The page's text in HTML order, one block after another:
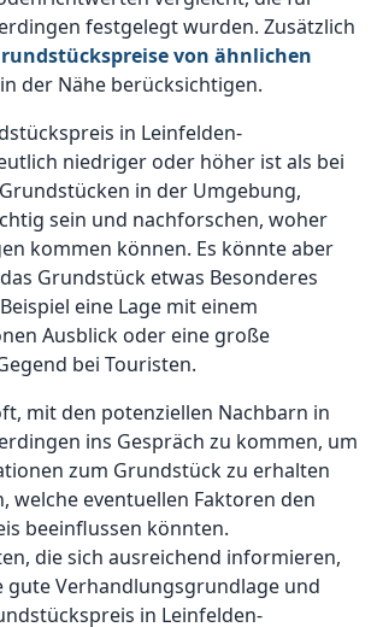
festgelegt wurden. Zusätzlich
von ähnlichen
in der Nähe berücksichtigen.
in Leinfelden-
niedriger oder höher ist als bei
in der Umgebung,
sein und nachforschen, woher
kommen können. Es könnte aber
Grundstück etwas Besonderes
eine Lage mit einem
Ausblick oder eine große
bei Touristen.
mit den potenziellen Nachbarn in
ins Gespräch zu kommen, um
zum Grundstück zu erhalten
welche eventuellen Faktoren den
beeinflussen könnten.
die sich ausreichend informieren,
gute Verhandlungsgrundlage und
in Leinfelden-